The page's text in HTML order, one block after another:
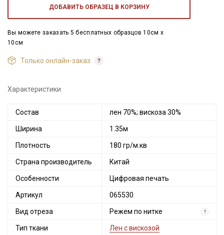
ДОБАВИТЬ ОБРАЗЕЦ В КОРЗИНУ
Вы можете заказать 5 бесплатных образцов 10см x
10см
Только онлайн-заказ
Характеристики
Состав лен 70%; вискоза 30%
Ширина 1.35м
Плотность 180 гр/м.кв
Страна производитель Китай
Особенности Цифровая печать
Артикул 065530
Вид отреза Режем по нитке ?
Тип ткани Лен с вискозой